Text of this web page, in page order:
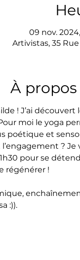
09 nov. 2024,
Artivistas, 35
À
! J’ai
moi le yoga
poétique et
?
pour se
régénérer !
:)).